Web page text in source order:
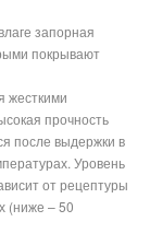
запорная
покрывают
жесткими
прочность
после выдержки в
Уровень
от рецептуры
(ниже – 50